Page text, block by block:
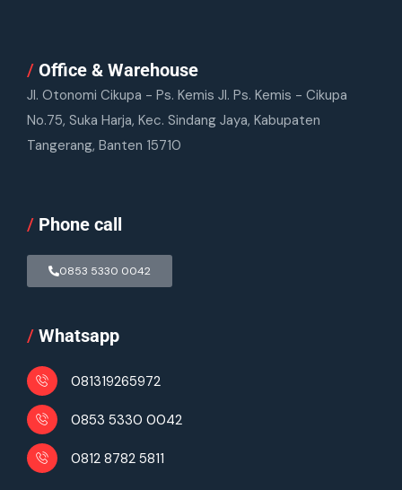
/ Office & Warehouse
Jl. Otonomi Cikupa - Ps. Kemis Jl. Ps. Kemis - Cikupa
No.75, Suka Harja, Kec. Sindang Jaya, Kabupaten
Tangerang, Banten 15710
/ Phone call
0853 5330 0042
/ Whatsapp
081319265972
0853 5330 0042
0812 8782 5811